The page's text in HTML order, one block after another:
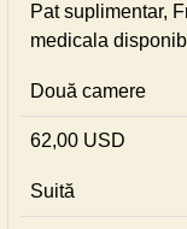
Pat suplimentar,
medicala
Două camere
62,00 USD
Suită